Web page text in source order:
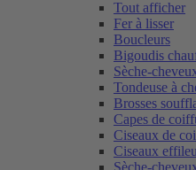
Tout afficher
Fer à lisser
Boucleurs
Bigoudis
Sèche-
Tondeuse à
Brosses
Capes de
Ciseaux de
Ciseaux
Sèche-